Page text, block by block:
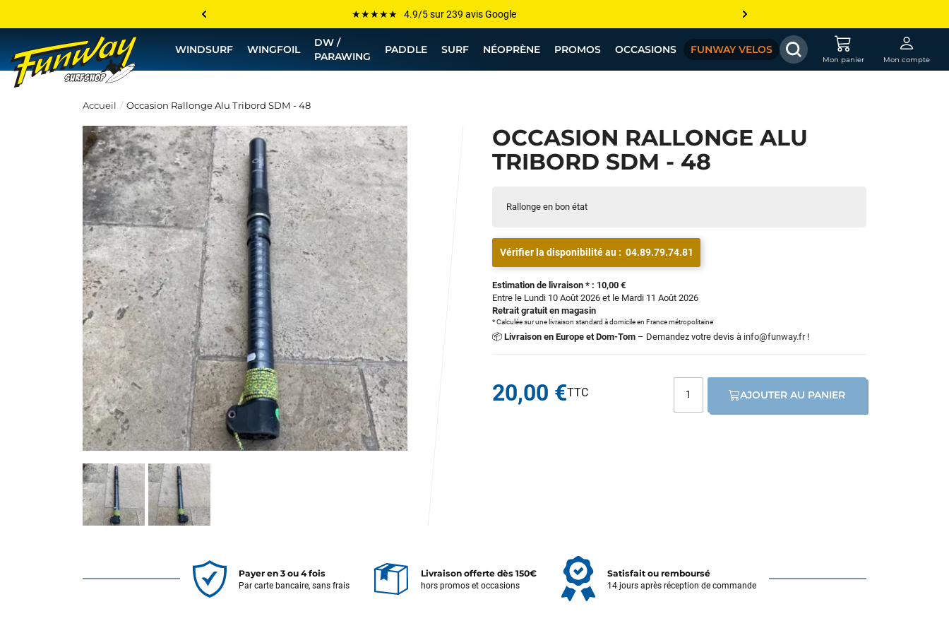
Les plus grandes marques sont chez Funway
Jusqu’à -75% de remise sur le windsurf, wingfoil, etc...
💰 Meilleur prix garanti — Moins cher ailleurs ? On s’aligne !
WINDSURF WINGFOIL
DW /
PARAWING
PADDLE SURF NÉOPRÈNE PROMOS OCCASIONS FUNWAY VELOS
Mon panier Mon compte
Accueil Occasion Rallonge Alu Tribord SDM - 48
OCCASION RALLONGE ALU
TRIBORD SDM - 48
Rallonge en bon état
Vérifier la disponibilité au : 04.89.79.74.81
Estimation de livraison * : 10,00 €
Entre le Lundi 10 Août 2026 et le Mardi 11 Août 2026
Retrait gratuit en magasin
* Calculée sur une livraison standard à domicile en France métropolitaine
📦 Livraison en Europe et Dom-Tom – Demandez votre devis à info@funway.fr!
20,00 € AJOUTER AU PANIER
Payer en 3 ou 4 fois
Par carte bancaire, sans frais
Livraison offerte dès 150€
hors promos et occasions
Satisfait ou remboursé
14 jours après réception de commande